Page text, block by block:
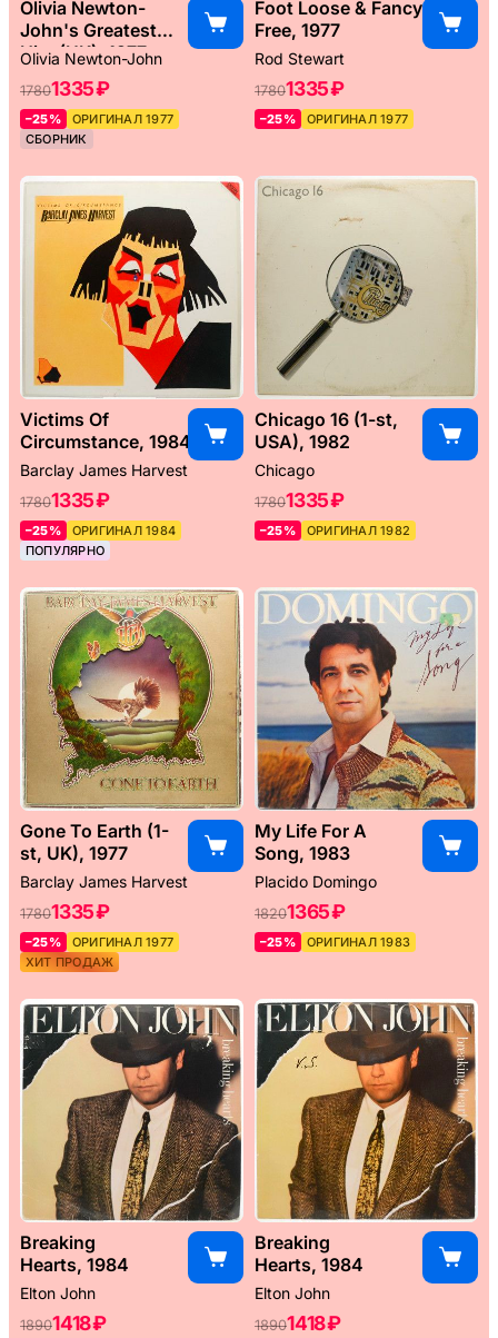
Olivia Newton-
John's Greatest
Hits (UK), 1977
Olivia Newton-John
17801335 ₽
–25%
ОРИГИНАЛ 1977
СБОРНИК
Foot Loose & Fancy
Free, 1977
Rod Stewart
17801335 ₽
–25% ОРИГИНАЛ 1977
Victims Of
Circumstance, 1984
Barclay James Harvest
17801335 ₽
–25%
ОРИГИНАЛ 1984
ПОПУЛЯРНО
Chicago 16 (1-st,
USA), 1982
Chicago
17801335 ₽
–25% ОРИГИНАЛ 1982
Gone To Earth (1-
st, UK), 1977
Barclay James Harvest
17801335 ₽
–25%
ОРИГИНАЛ 1977
ХИТ ПРОДАЖ
My Life For A
Song, 1983
Placido Domingo
18201365 ₽
–25% ОРИГИНАЛ 1983
Breaking
Hearts, 1984
Elton John
18901418 ₽
Breaking
Hearts, 1984
Elton John
18901418 ₽